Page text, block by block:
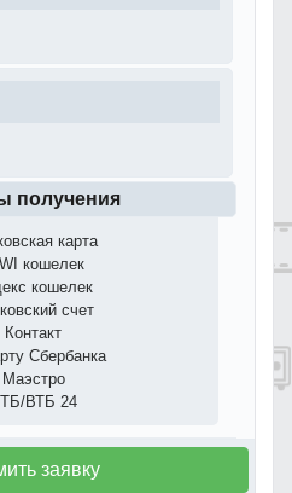
получения
карта
кошелек
кошелек
счет
Контакт
Сбербанка
Маэстро
ВТБ 24
заявку